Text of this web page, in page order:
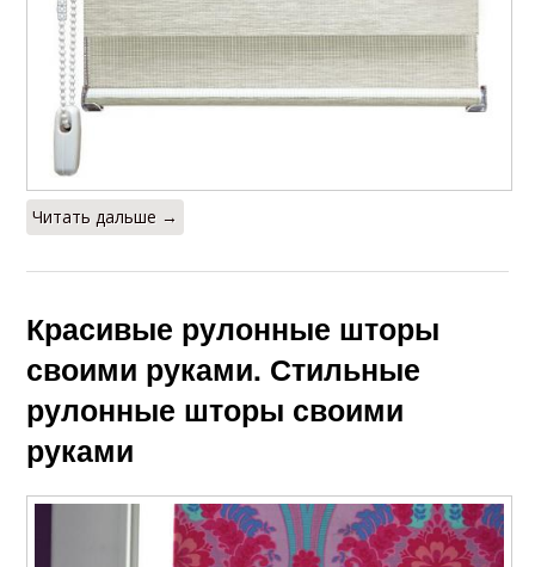
Читать дальше →
Красивые рулонные шторы
своими руками. Стильные
рулонные шторы своими
руками